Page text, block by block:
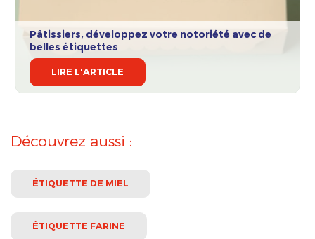
Pâtissiers, développez votre notoriété avec de
belles étiquettes
LIRE L'ARTICLE
Découvrez aussi :
ÉTIQUETTE DE MIEL
ÉTIQUETTE FARINE